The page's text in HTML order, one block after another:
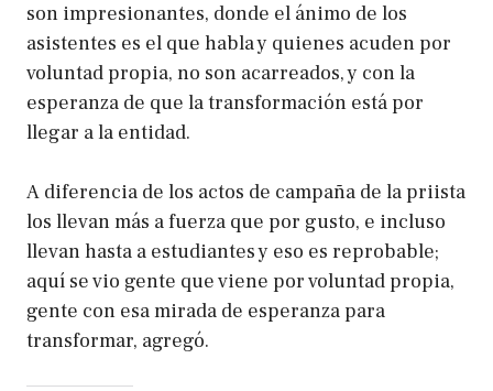
son impresionantes, donde el ánimo de los
asistentes es el que habla y quienes acuden por
voluntad propia, no son acarreados, y con la
esperanza de que la transformación está por
llegar a la entidad.
A diferencia de los actos de campaña de la priista
los llevan más a fuerza que por gusto, e incluso
llevan hasta a estudiantes y eso es reprobable;
aquí se vio gente que viene por voluntad propia,
gente con esa mirada de esperanza para
transformar, agregó.